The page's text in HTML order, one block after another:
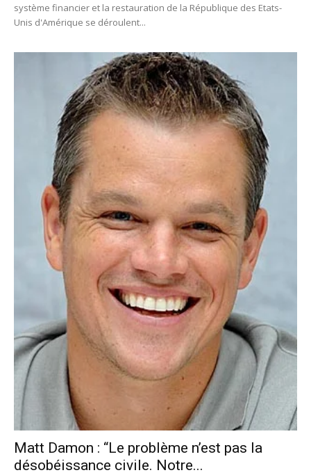
système financier et la restauration de la République des Etats-
Unis d'Amérique se déroulent...
Matt Damon : “Le problème n’est pas la
désobéissance civile. Notre...